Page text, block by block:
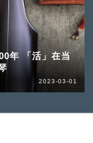
年 「活」在当
2023-03-01